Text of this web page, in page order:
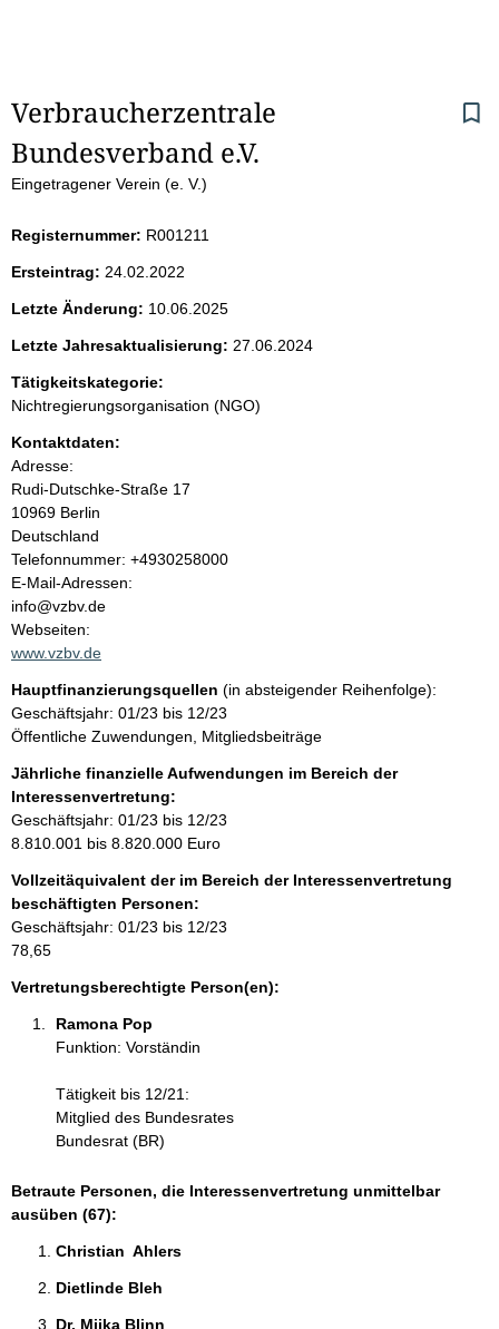
S
e
t
e
n
i
n
h
a
l
t
Verbraucherzentrale
Bundesverband e.V.
Eingetragener Verein (e. V.)
Registernummer: R001211
Ersteintrag: 24.02.2022
Letzte Änderung: 10.06.2025
Letzte Jahresaktualisierung: 27.06.2024
Tätigkeitskategorie:
Nichtregierungsorganisation (NGO)
Kontaktdaten:
Adresse:
Rudi-Dutschke-Straße 17
10969 Berlin
Deutschland
K
o
n
t
a
t
i
n
f
o
r
m
t
i
o
n
e
Telefonnummer: +4930258000
E-Mail-Adressen:
info@vzbv.de
Webseiten:
www.vzbv.de
Hauptfinanzierungsquellen (in absteigender Reihenfolge):
Geschäftsjahr: 01/23 bis 12/23
Öffentliche Zuwendungen, Mitgliedsbeiträge
Jährliche finanzielle Aufwendungen im Bereich der
Interessenvertretung:
Geschäftsjahr: 01/23 bis 12/23
8.810.001 bis 8.820.000 Euro
Vollzeitäquivalent der im Bereich der Interessenvertretung
beschäftigten Personen:
Geschäftsjahr: 01/23 bis 12/23
78,65
Vertretungsberechtigte Person(en):
Ramona Pop
Funktion: Vorständin
Tätigkeit bis 12/21:
Mitglied des Bundesrates
Bundesrat (BR)
Betraute Personen, die Interessenvertretung unmittelbar
ausüben (67):
Christian  Ahlers
Dietlinde Bleh
Dr. Miika Blinn